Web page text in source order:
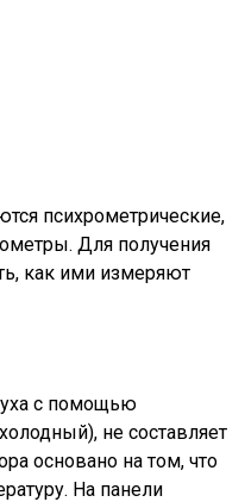
психрометрические,
Для получения
как ими измеряют
с помощью
не составляет
основано на том, что
На панели